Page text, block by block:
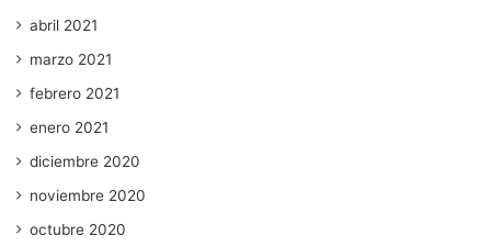
abril 2021
marzo 2021
febrero 2021
enero 2021
diciembre 2020
noviembre 2020
octubre 2020